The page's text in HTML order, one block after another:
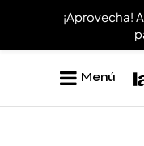
Menú
¡Aprovecha!